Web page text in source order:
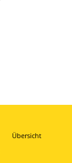
Übersicht